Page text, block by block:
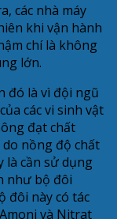
các nhà máy
khi vận hành
chí là không
lớn.
đó là vì đội ngũ
các vi sinh vật
đạt chất
nồng độ chất
là cần sử dụng
như bộ đôi
đôi này có tác
và Nitrat